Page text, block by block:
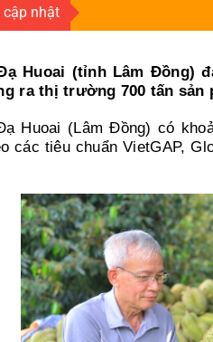
nhật
Huoai (tỉnh Lâm Đồng)
ra thị trường 700 tấn sản
Huoai (Lâm Đồng) có
các tiêu chuẩn VietGAP,